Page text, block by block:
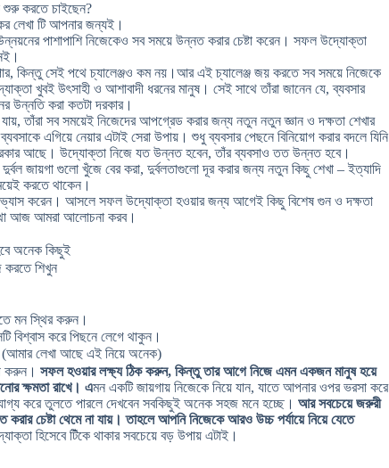
করতে চাইছেন?
লেখা টি আপনার জন্যই।
পাশাপাশি নিজেকেও সব সময়ে উন্নত করার চেষ্টা করেন। সফল উদ্যোক্তা
কিন্তু সেই পথে চ্যালেঞ্জও কম নয়।আর এই চ্যালেঞ্জ জয় করতে সব সময়ে নিজেকে
খুবই উ‌ৎসাহী ও আশাবাদী ধরনের মানুষ। সেই সাথে তাঁরা জানেন যে, ব্যবসার
উন্নতি করা কতটা দরকার।
যায়, তাঁরা সব সময়েই নিজেদের আপগ্রেড করার জন্য নতুন নতুন জ্ঞান ও দক্ষতা শেখার
এগিয়ে নেয়ার এটাই সেরা উপায়। শুধু ব্যবসার পেছনে বিনিয়োগ করার বদলে যিনি
দরকার আছে। উদ্যোক্তা নিজে যত উন্নত হবেন, তাঁর ব্যবসাও তত উন্নত হবে।
জায়গা গুলো খুঁজে বের করা, দুর্বলতাগুলো দূর করার জন্য নতুন কিছু শেখা – ইত্যাদি
করতে থাকেন।
করেন। আসলে সফল উদ্যোক্তা হওয়ার জন্য আগেই কিছু বিশেষ গুন ও দক্ষতা
আজ আমরা আলোচনা করব।
অনেক কিছুই
করতে শিখুন
মন স্থির করুন।
বিশ্বাস করে পিছনে লেগে থাকুন।
(আমার লেখা আছে এই নিয়ে অনেক)
করুন। সফল হওয়ার লক্ষ্য ঠিক করুন, কিন্তু তার আগে নিজে এমন একজন মানুষ হয়ে
ক্ষমতা রাখে। এমন একটি জায়গায় নিজেকে নিয়ে যান, যাতে আপনার ওপর ভরসা করে
করে তুলতে পারলে দেখবেন সবকিছুই অনেক সহজ মনে হচ্ছে। আর সবচেয়ে জরুরী
চেষ্টা থেমে না যায়। তাহলে আপনি নিজেকে আরও উচ্চ পর্যায়ে নিয়ে যেতে
হিসেবে টিঁকে থাকার সবচেয়ে বড় উপায় এটাই।